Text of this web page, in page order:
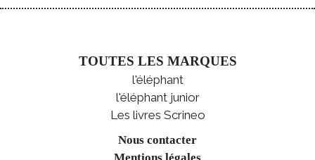
TOUTES LES MARQUES
l'éléphant
l'éléphant junior
Les livres Scrineo
Nous contacter